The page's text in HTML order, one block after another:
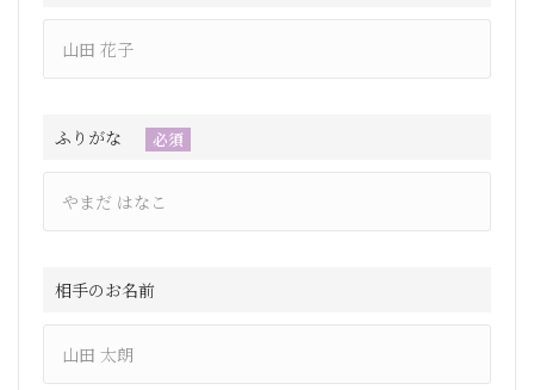
ふりがな 必須
相手のお名前